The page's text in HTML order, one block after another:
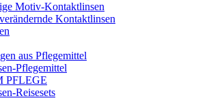
Motiv-Kontaktlinsen
Kontaktlinsen
aus Pflegemittel
Pflegemittel
PFLEGE
Reisesets